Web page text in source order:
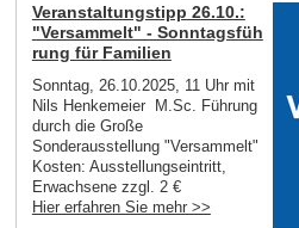
Veranstaltungstipp 26.10.:
"Versammelt" - Sonntagsfüh
rung für Familien
Sonntag, 26.10.2025, 11 Uhr mit
Nils Henkemeier M.Sc. Führung
durch die Große
Sonderausstellung "Versammelt"
Kosten: Ausstellungseintritt,
Erwachsene zzgl. 2 €
Hier erfahren Sie mehr >>